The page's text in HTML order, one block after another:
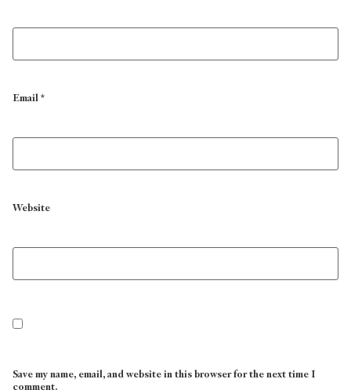
Email*
Website
Save my name, email, and website in this browser for the next time I